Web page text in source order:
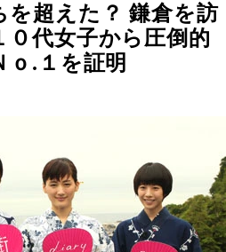
を超えた？ 鎌倉を訪
代女子から圧倒的
.１を証明